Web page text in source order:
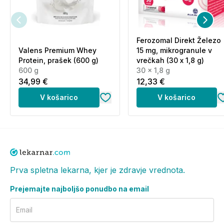
življenjski slog. Osebe, ki jemljejo zdravila, naj se pred
uporabo posvetujejo z zdravnikom ali farmacevtom.
Ni priporočljivo za nosečnice in doječe matere.
Shranjevanje:
Shranjujte pri temperaturi do 25°C, na suhem in
temnem mestu. Shranjevati nedosegljivo otrokom!
Pogosta vprašanja in odgovori (FAQ):
Priporočamo kot prehransko dopolnilo za odrasle 2-
obroku.
Kaj vsebuje CreaXorb Kreatin
Plus?
Valens Premium Whey
Protein, prašek (600 g)
600 g
34,99 €
V košarico
Ferozomal Direkt Železo
15 mg, mikrogranule v
vrečkah (30 x 1,8 g)
30 x 1,8 g
12,33 €
V košarico
Prva spletna lekarna, kjer je zdravje vrednota.
Prejemajte najboljšo ponudbo na email
Email